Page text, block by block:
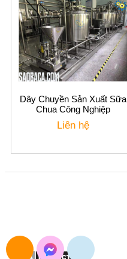
Dây Chuyền Sản Xuất Sữa
Chua Công Nghiệp
Liên hệ